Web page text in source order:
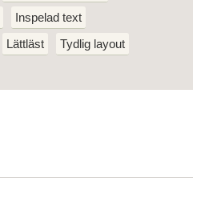
Inspelad text
Lättläst
Tydlig layout